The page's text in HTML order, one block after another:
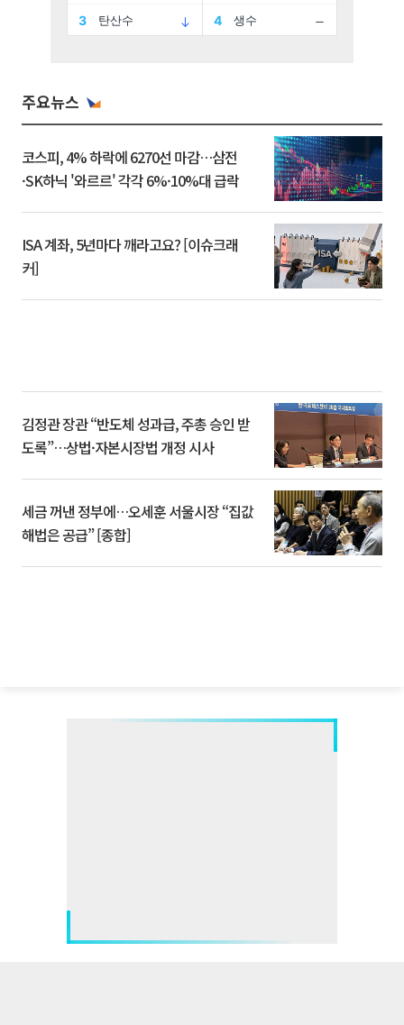
주요뉴스
코스피, 4% 하락에 6270선 마감…삼전
·SK하닉 '와르르' 각각 6%·10%대 급락
ISA 계좌, 5년마다 깨라고요? [이슈크래
커]
김정관 장관 “반도체 성과급, 주총 승인 받
도록”…상법·자본시장법 개정 시사
세금 꺼낸 정부에…오세훈 서울시장 “집값
해법은 공급” [종합]